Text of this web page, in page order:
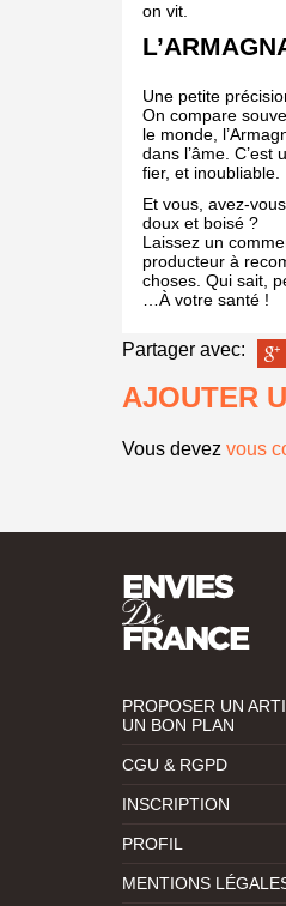
on vit.
Une petite
On compare
le monde,
dans l’âme.
fier, et inoubliable.
Et vous, avez-
doux et boisé ?
Laissez un
producteur à
choses. Qui sait,
…À votre santé !
Partager avec:
AJOUTER
Vous devez vous
PROPOSER UN
UN BON PLAN
CGU & RGPD
INSCRIPTION
PROFIL
MENTIONS